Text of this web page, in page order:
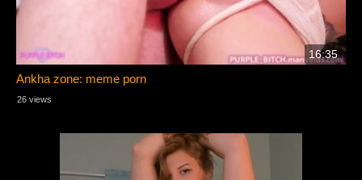
16:35
Ankha zone: meme porn
26 views